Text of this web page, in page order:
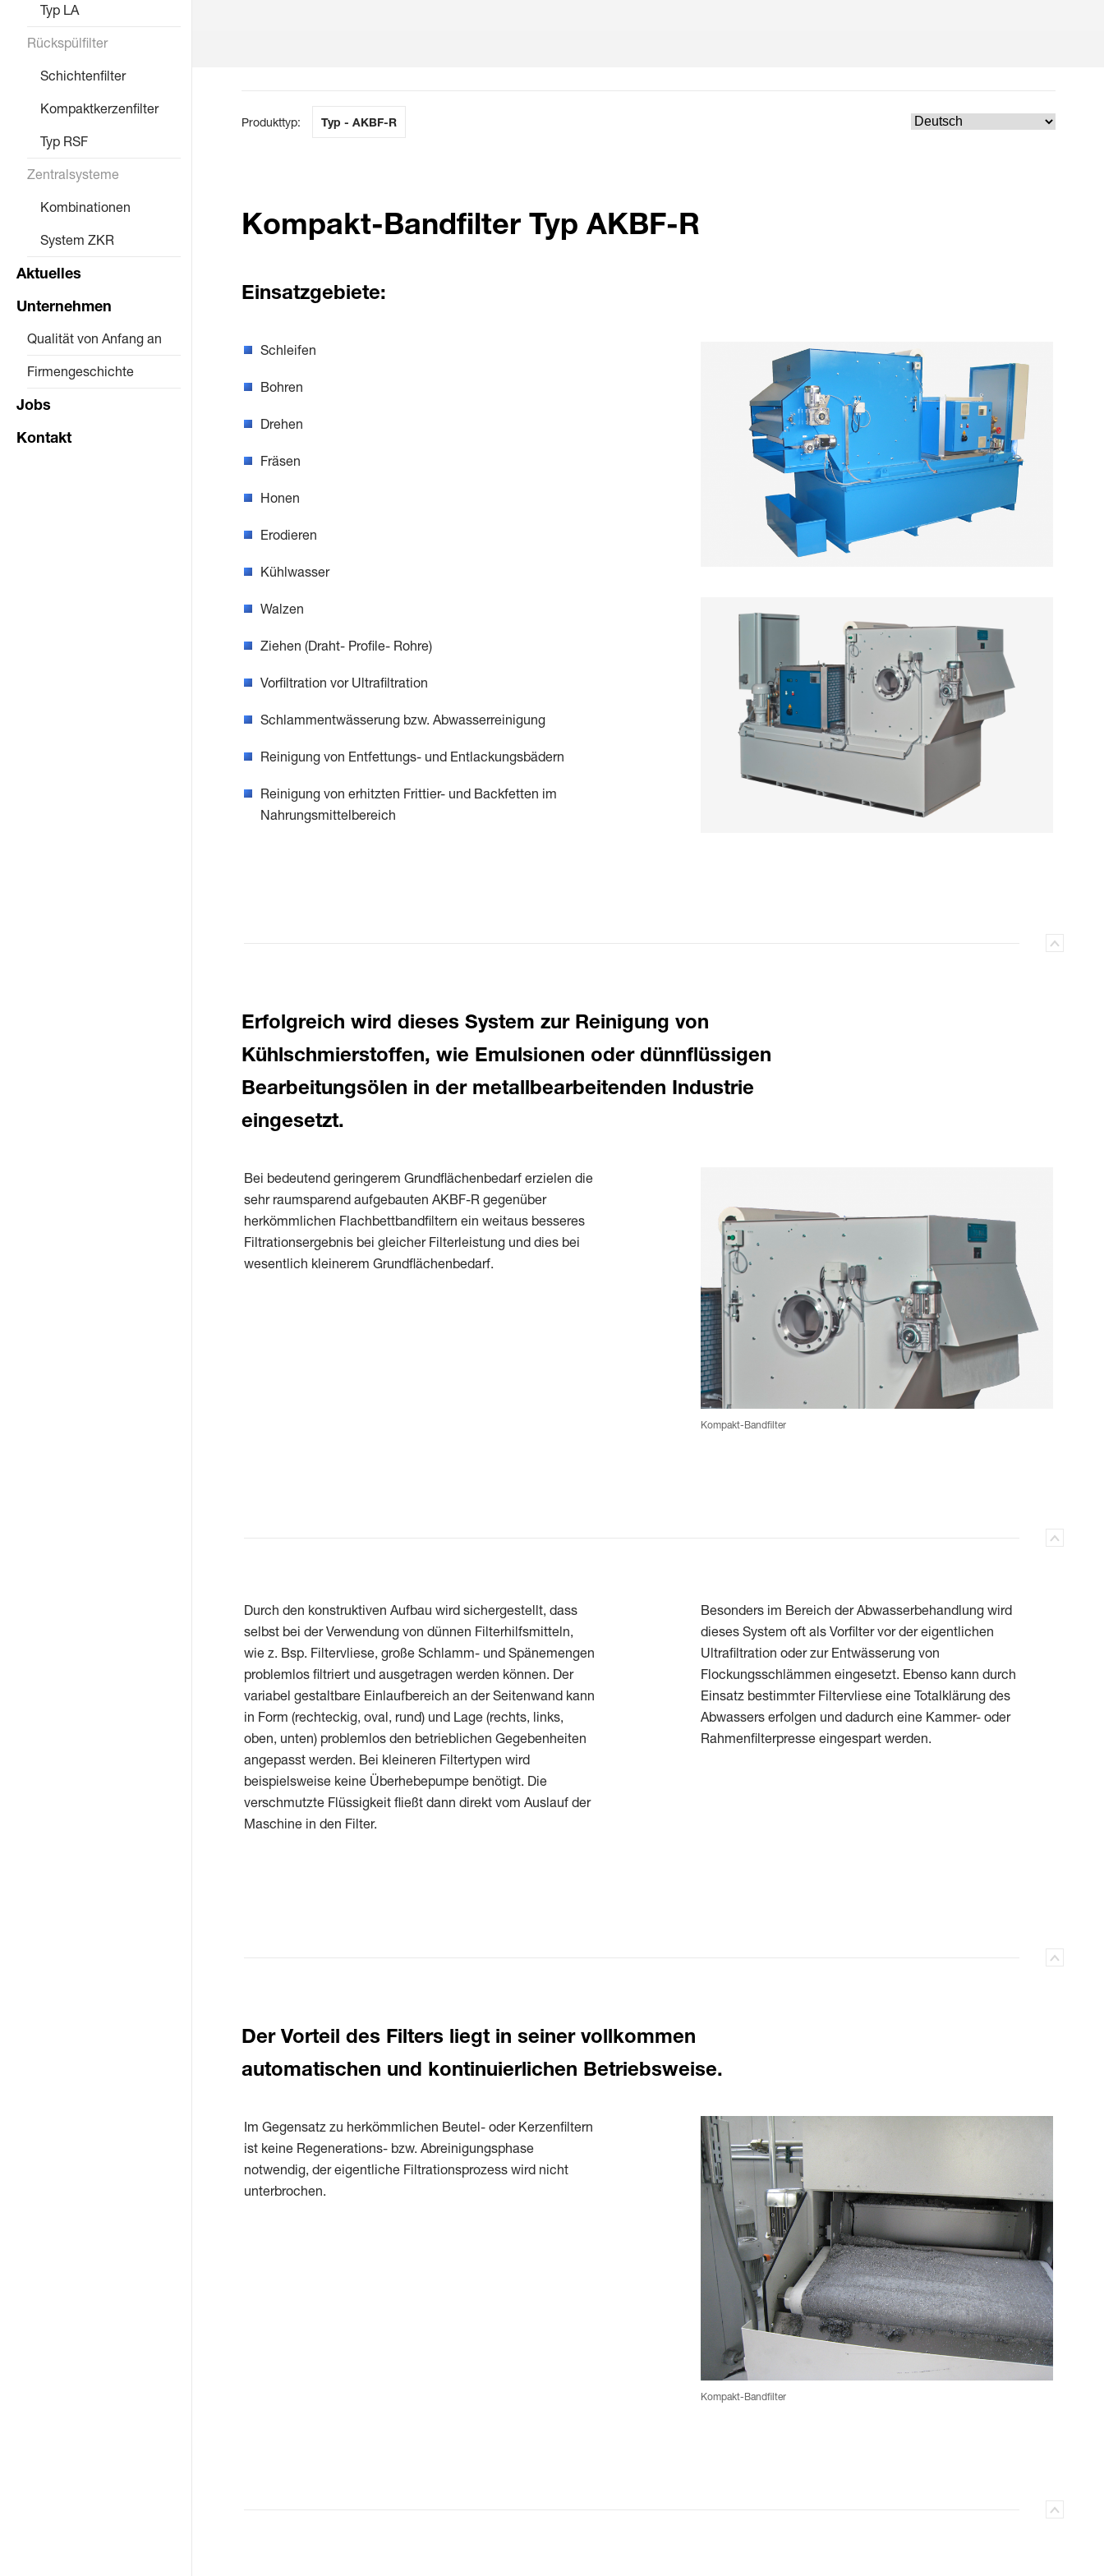
Produkttyp: Typ - AKBF-R
Kompakt-Bandfilter Typ AKBF-R
Einsatzgebiete:
Schleifen
Bohren
Drehen
Fräsen
Honen
Erodieren
Kühlwasser
Walzen
Ziehen (Draht- Profile- Rohre)
Vorfiltration vor Ultrafiltration
Schlammentwässerung bzw. Abwasserreinigung
Reinigung von Entfettungs- und Entlackungsbädern
Reinigung von erhitzten Frittier- und Backfetten im
Nahrungsmittelbereich
Erfolgreich wird dieses System zur Reinigung von
Kühlschmierstoffen, wie Emulsionen oder dünnflüssigen
Bearbeitungsölen in der metallbearbeitenden Industrie
eingesetzt.
Bei bedeutend geringerem Grundflächenbedarf erzielen die
sehr raumsparend aufgebauten AKBF-R gegenüber
herkömmlichen Flachbettbandfiltern ein weitaus besseres
Filtrationsergebnis bei gleicher Filterleistung und dies bei
wesentlich kleinerem Grundflächenbedarf.
Kompakt-Bandfilter
Durch den konstruktiven Aufbau wird sichergestellt, dass
selbst bei der Verwendung von dünnen Filterhilfsmitteln,
wie z. Bsp. Filtervliese, große Schlamm- und Spänemengen
problemlos filtriert und ausgetragen werden können. Der
variabel gestaltbare Einlaufbereich an der Seitenwand kann
in Form (rechteckig, oval, rund) und Lage (rechts, links,
oben, unten) problemlos den betrieblichen Gegebenheiten
angepasst werden. Bei kleineren Filtertypen wird
beispielsweise keine Überhebepumpe benötigt. Die
verschmutzte Flüssigkeit fließt dann direkt vom Auslauf der
Maschine in den Filter.
Besonders im Bereich der Abwasserbehandlung wird
dieses System oft als Vorfilter vor der eigentlichen
Ultrafiltration oder zur Entwässerung von
Flockungsschlämmen eingesetzt. Ebenso kann durch
Einsatz bestimmter Filtervliese eine Totalklärung des
Abwassers erfolgen und dadurch eine Kammer- oder
Rahmenfilterpresse eingespart werden.
Der Vorteil des Filters liegt in seiner vollkommen
automatischen und kontinuierlichen Betriebsweise.
Im Gegensatz zu herkömmlichen Beutel- oder Kerzenfiltern
ist keine Regenerations- bzw. Abreinigungsphase
notwendig, der eigentliche Filtrationsprozess wird nicht
unterbrochen.
Kompakt-Bandfilter
Typ LA
Rückspülfilter
Schichtenfilter
Kompaktkerzenfilter
Typ RSF
Zentralsysteme
Kombinationen
System ZKR
Aktuelles
Unternehmen
Qualität von Anfang an
Firmengeschichte
Jobs
Kontakt